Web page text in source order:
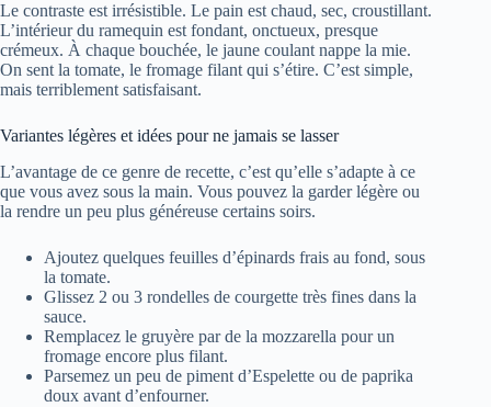
Le contraste est irrésistible. Le pain est chaud, sec, croustillant.
L’intérieur du ramequin est fondant, onctueux, presque
crémeux. À chaque bouchée, le jaune coulant nappe la mie.
On sent la tomate, le fromage filant qui s’étire. C’est simple,
mais terriblement satisfaisant.
Variantes légères et idées pour ne jamais se lasser
L’avantage de ce genre de recette, c’est qu’elle s’adapte à ce
que vous avez sous la main. Vous pouvez la garder légère ou
la rendre un peu plus généreuse certains soirs.
Ajoutez quelques feuilles d’épinards frais au fond, sous
la tomate.
Glissez 2 ou 3 rondelles de courgette très fines dans la
sauce.
Remplacez le gruyère par de la mozzarella pour un
fromage encore plus filant.
Parsemez un peu de piment d’Espelette ou de paprika
doux avant d’enfourner.